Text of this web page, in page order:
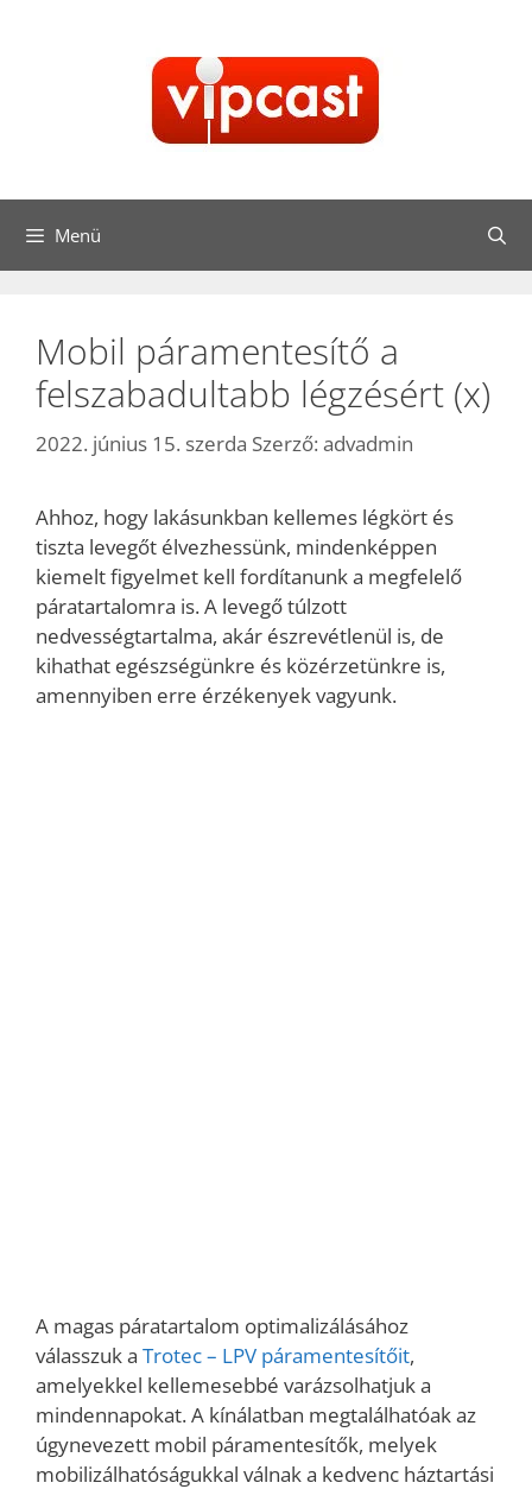
Menü
Mobil páramentesítő a
felszabadultabb légzésért (x)
2022. június 15. szerda Szerző: advadmin
Ahhoz, hogy lakásunkban kellemes légkört és
tiszta levegőt élvezhessünk, mindenképpen
kiemelt figyelmet kell fordítanunk a megfelelő
páratartalomra is. A levegő túlzott
nedvességtartalma, akár észrevétlenül is, de
kihathat egészségünkre és közérzetünkre is,
amennyiben erre érzékenyek vagyunk.
A magas páratartalom optimalizálásához
válasszuk a Trotec – LPV páramentesítőit,
amelyekkel kellemesebbé varázsolhatjuk a
mindennapokat. A kínálatban megtalálhatóak az
úgynevezett mobil páramentesítők, melyek
mobilizálhatóságukkal válnak a kedvenc háztartási